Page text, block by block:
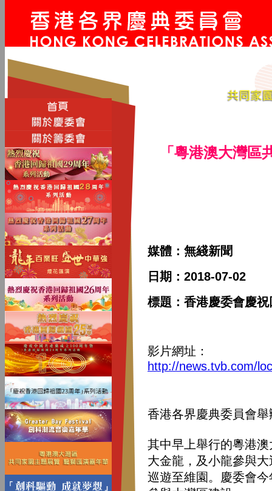
「粵港澳大灣區
媒體：無綫新聞
日期：2018-07-02
標題：香港慶委會慶
影片網址：
http://news.tvb.com/
香港各界慶典委員會
其中早上舉行的粵港
大金龍，及小龍參與
巡遊至維園。慶委會